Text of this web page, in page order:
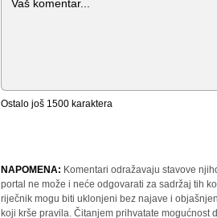
Ostalo još 1500 karaktera
NAPOMENA: Komentari odražavaju stavove
portal ne može i neće odgovarati za sadržaj tih
riječnik mogu biti uklonjeni bez najave i
koji krše pravila. Čitanjem prihvatate